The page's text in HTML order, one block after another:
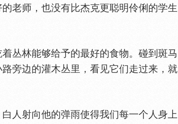
老师，也没有比杰克更聪明伶俐的学生
丛林能够给予的最好的食物。碰到斑马
路旁边的灌木丛里，看见它们走过来，就
人射向他的弹雨使得我们每一个人身上